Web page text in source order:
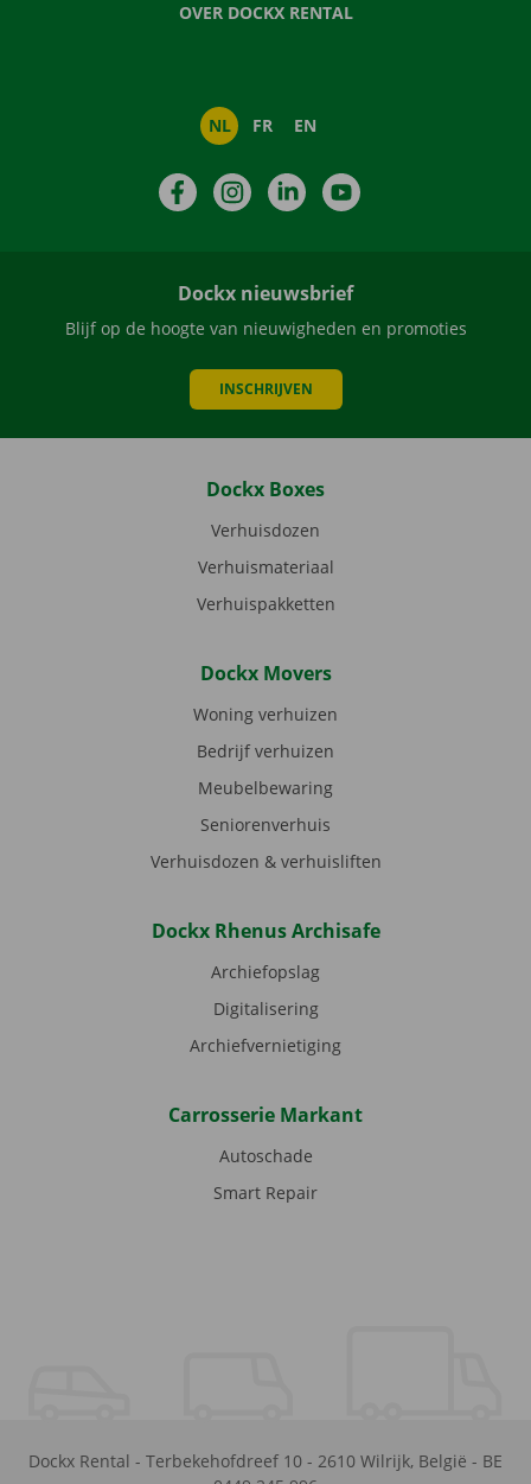
OVER DOCKX RENTAL
NL FR EN
FacebookInstagramLinkedIn
Dockx nieuwsbrief
Blijf op de hoogte van nieuwigheden en promoties
INSCHRIJVEN
Dockx Boxes
Verhuisdozen
Verhuismateriaal
Verhuispakketten
Dockx Movers
Woning verhuizen
Bedrijf verhuizen
Meubelbewaring
Seniorenverhuis
Verhuisdozen & verhuisliften
Dockx Rhenus Archisafe
Archiefopslag
Digitalisering
Archiefvernietiging
Carrosserie Markant
Autoschade
Smart Repair
Dockx Rental - Terbekehofdreef 10 - 2610 Wilrijk, België - BE